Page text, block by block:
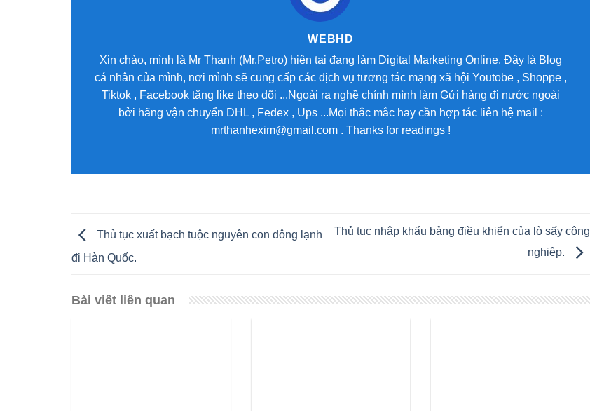
WEBHD
Xin chào, mình là Mr Thanh (Mr.Petro) hiện tại đang làm Digital Marketing Online. Đây là Blog
cá nhân của mình, nơi mình sẽ cung cấp các dịch vụ tương tác mạng xã hội Youtobe , Shoppe ,
Tiktok , Facebook tăng like theo dõi ...Ngoài ra nghề chính mình làm Gửi hàng đi nước ngoài
bởi hãng vận chuyển DHL , Fedex , Ups ...Mọi thắc mắc hay cần hợp tác liên hệ mail :
mrthanhexim@gmail.com . Thanks for readings !
Thủ tục xuất bạch tuộc nguyên con đông lạnh
đi Hàn Quốc.
Thủ tục nhập khẩu bảng điều khiển của lò sấy công
nghiệp.
Bài viết liên quan